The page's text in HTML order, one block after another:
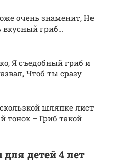
очень знаменит, Не
вкусный гриб…
Я съедобный гриб и
Чтоб ты сразу
шляпке лист
тонок – Гриб такой
детей 4 лет